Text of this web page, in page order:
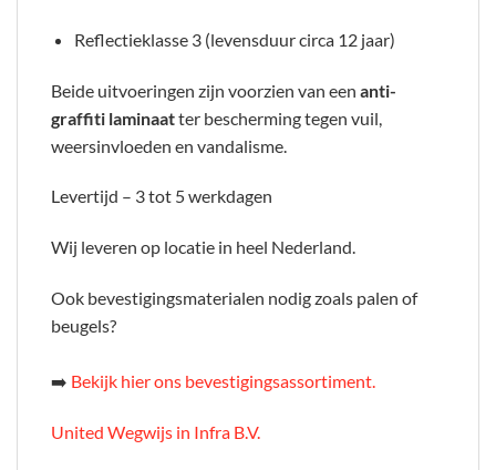
Reflectieklasse 3 (levensduur circa 12 jaar)
Beide uitvoeringen zijn voorzien van een anti-
graffiti laminaatter bescherming tegen vuil,
weersinvloeden en vandalisme.
Levertijd – 3 tot 5 werkdagen
Wij leveren op locatie in heel Nederland.
Ook bevestigingsmaterialen nodig zoals palen of
beugels?
➡️ Bekijk hier ons bevestigingsassortiment.
United Wegwijs in Infra B.V.